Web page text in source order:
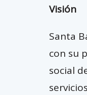
Visión
Santa
con su
social